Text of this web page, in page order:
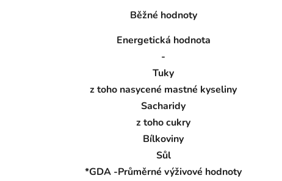
Běžné hodnoty
Energetická hodnota
-
Tuky
z toho nasycené mastné kyseliny
Sacharidy
z toho cukry
Bílkoviny
Sůl
*GDA -Průměrné výživové hodnoty